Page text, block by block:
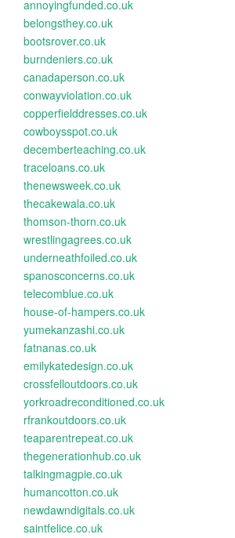
annoyingfunded.co.uk
belongsthey.co.uk
bootsrover.co.uk
burndeniers.co.uk
canadaperson.co.uk
conwayviolation.co.uk
copperfielddresses.co.uk
cowboysspot.co.uk
decemberteaching.co.uk
traceloans.co.uk
thenewsweek.co.uk
thecakewala.co.uk
thomson-thorn.co.uk
wrestlingagrees.co.uk
underneathfoiled.co.uk
spanosconcerns.co.uk
telecomblue.co.uk
house-of-hampers.co.uk
yumekanzashi.co.uk
fatnanas.co.uk
emilykatedesign.co.uk
crossfelloutdoors.co.uk
yorkroadreconditioned.co.uk
rfrankoutdoors.co.uk
teaparentrepeat.co.uk
thegenerationhub.co.uk
talkingmagpie.co.uk
humancotton.co.uk
newdawndigitals.co.uk
saintfelice.co.uk